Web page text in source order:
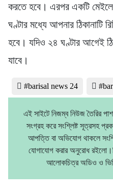
করতে হবে। এরপর একটি মেইলে
ঘণ্টার মধ্যে আপনার ঠিকানাটি
হবে। যদিও ২৪ ঘণ্টার আগেই
যাবে।
#barisal news 24
এই সাইটে নিজম্ব নিউজ তৈরির
সংগ্রহ করে সংশ্লিষ্ট সূত্রসহ
আপত্তি বা অভিযোগ থাকলে
যোগাযোগ করার অনুরোধ
আলোকচিত্র অডিও ও